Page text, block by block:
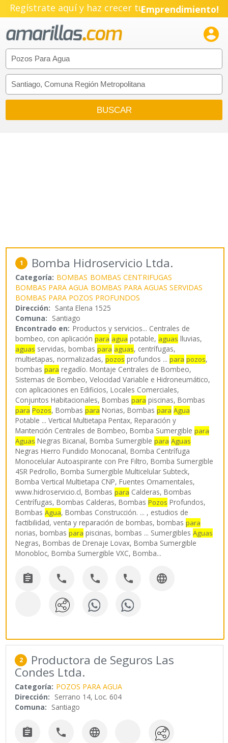
Regístrate aquí y haz crecer tuEmprendimiento!

1 Bomba Hidroservicio Ltda.
Categoría: BOMBAS BOMBAS CENTRIFUGAS
BOMBAS PARA AGUA BOMBAS PARA AGUAS SERVIDAS
BOMBAS PARA POZOS PROFUNDOS
Dirección: Santa Elena 1525
Comuna: Santiago
Encontrado en: Productos y servicios... Centrales de
bombeo, con aplicaciónpara agua potable, aguas lluvias,
aguas servidas, bombaspara aguas, centrífugas,
multietapas, normalizadas,pozos profundos ...para pozos,
bombaspara regadío. Montaje Centrales de Bombeo,
Sistemas de Bombeo, Velocidad Variable e Hidroneumático,
con aplicaciones en Edificios, Locales Comerciales,
Conjuntos Habitacionales, Bombaspara piscinas, Bombas
para Pozos, Bombaspara Norias, Bombaspara Agua
Potable ... Vertical Multietapa Pentax, Reparación y
Mantención Centrales de Bombeo, Bomba Sumergiblepara
Aguas Negras Bicanal, Bomba Sumergiblepara Aguas
Negras Hierro Fundido Monocanal, Bomba Centrífuga
Monocelular Autoaspirante con Pre Filtro, Bomba Sumergible
4SR Pedrollo, Bomba Sumergible Multicelular Subteck,
Bomba Vertical Multietapa CNP, Fuentes Ornamentales,
www.hidroservicio.cl, Bombaspara Calderas, Bombas
Centrífugas, Bombas Calderas, BombasPozos Profundos,
BombasAgua, Bombas Construcción. ... , estudios de
factibilidad, venta y reparación de bombas, bombaspara
norias, bombaspara piscinas, bombas ... SumergiblesAguas
Negras, Bombas de Drenaje Lovax, Bomba Sumergible
Monobloc, Bomba Sumergible VXC, Bomba...
    
2 Productora de Seguros Las
Condes Ltda.
Categoría: POZOS PARA AGUA
Dirección: Serrano 14, Loc. 604
Comuna: Santiago
  